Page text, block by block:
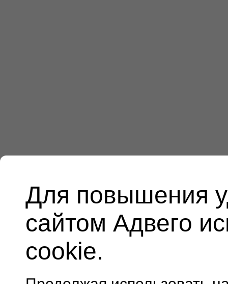
Для повышения
сайтом Адвего
cookie.